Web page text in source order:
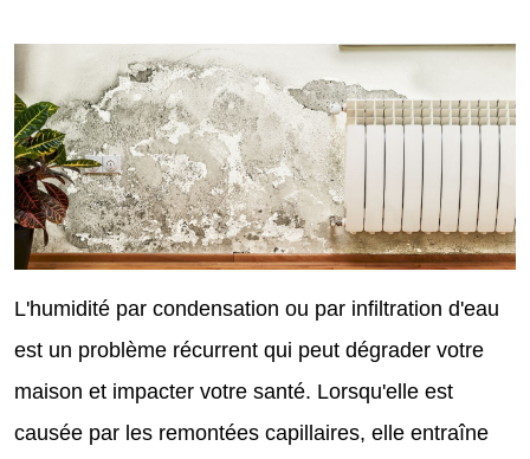
L'humidité par condensation ou par infiltration d'eau
est un problème récurrent qui peut dégrader votre
maison et impacter votre santé. Lorsqu'elle est
causée par les remontées capillaires, elle entraîne